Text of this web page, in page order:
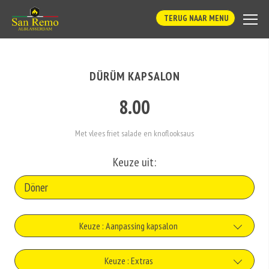
TERUG NAAR MENU
DÜRÜM KAPSALON
8.00
Met vlees friet salade en knoflooksaus
Keuze uit:
Keuze : Aanpassing kapsalon
Zonder rauwkost
Keuze : Extras